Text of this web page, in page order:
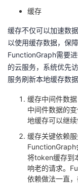
缓存
缓存不仅可以加速数
以使用缓存数据，保
FunctionGraph需要
的云服务，系统优先
服务刷新本地缓存数
缓存中间件数据
中间件数据的
地缓存可以继续
缓存关键依赖
FunctionGraph
将token缓存到
响老的请求。
依赖做法一直